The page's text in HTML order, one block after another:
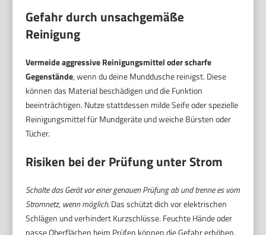
Gefahr durch unsachgemäße
Reinigung
Vermeide aggressive Reinigungsmittel oder scharfe
Gegenstände, wenn du deine Munddusche reinigst. Diese
können das Material beschädigen und die Funktion
beeinträchtigen. Nutze stattdessen milde Seife oder spezielle
Reinigungsmittel für Mundgeräte und weiche Bürsten oder
Tücher.
Risiken bei der Prüfung unter Strom
Schalte das Gerät vor einer genauen Prüfung ab und trenne es vom
Stromnetz, wenn möglich.Das schützt dich vor elektrischen
Schlägen und verhindert Kurzschlüsse. Feuchte Hände oder
nasse Oberflächen beim Prüfen können die Gefahr erhöhen,